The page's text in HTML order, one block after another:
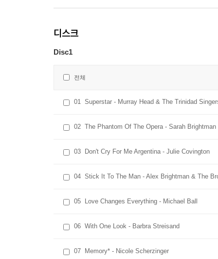
디스크
Disc1
전체
01 Superstar - Murray Head & The Trinidad
02 The Phantom Of The Opera - Sarah
03 Don't Cry For Me Argentina - Julie Covington
04 Stick It To The Man - Alex Brightman & The
05 Love Changes Everything - Michael Ball
06 With One Look - Barbra Streisand
07 Memory* - Nicole Scherzinger